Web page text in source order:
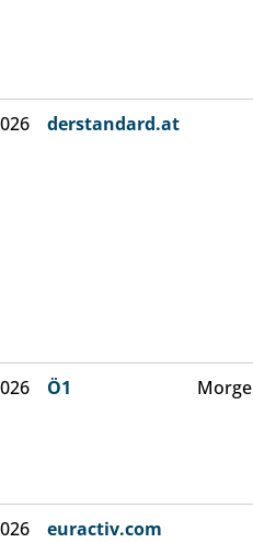
derstandard.at
Ö1
euractiv.com